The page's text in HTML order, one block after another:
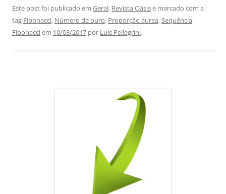
c
e
at
s
k
e
e
gr
ai
l
ar
e
Este post foi publicado em Geral, Revista Oásise marcado com a
tag Fibonacci, Número de ouro, Proporção áurea,Sequência
Fibonacciem 10/03/2017 por Luis Pellegrini.